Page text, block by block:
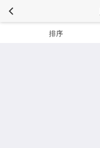
排序